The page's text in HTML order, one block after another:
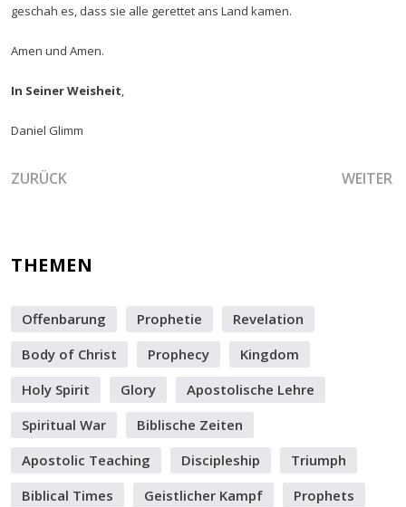
geschah es, dass sie alle gerettet ans Land kamen.
Amen und Amen.
In Seiner Weisheit,
Daniel Glimm
VORHERIGER BEITRAG: DIE BEZIEHUNGSEBENE DER
ZURÜCK WEITER
THEMEN
Offenbarung Prophetie
Revelation
Body of Christ
Prophecy
Kingdom
Holy Spirit
Glory
Apostolische Lehre
Spiritual War
Biblische Zeiten
Apostolic Teaching
Discipleship
Triumph
Biblical Times
Geistlicher Kampf
Prophets